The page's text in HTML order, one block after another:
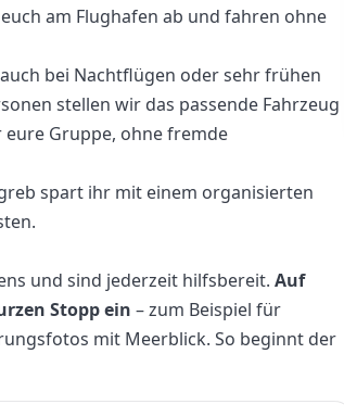
am Flughafen ab und fahren ohne
bei Nachtflügen oder sehr frühen
stellen wir das passende Fahrzeug
Gruppe, ohne fremde
spart ihr mit einem organisierten
und sind jederzeit hilfsbereit. Auf
Stopp ein – zum Beispiel für
mit Meerblick. So beginnt der